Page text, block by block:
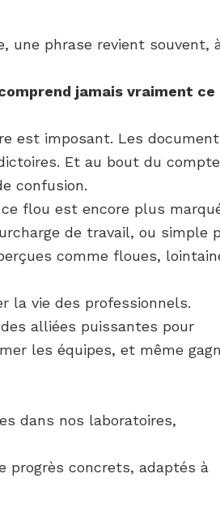
une phrase revient souvent,
jamais vraiment ce
est imposant. Les
Et au bout du
confusion.
flou est encore plus
de travail, ou simple
comme floues,
la vie des professionnels.
alliées puissantes pour
les équipes, et même
dans nos laboratoires,
progrès concrets, adaptés à